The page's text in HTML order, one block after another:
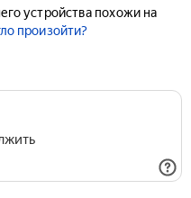
устройства похожи на
произойти?